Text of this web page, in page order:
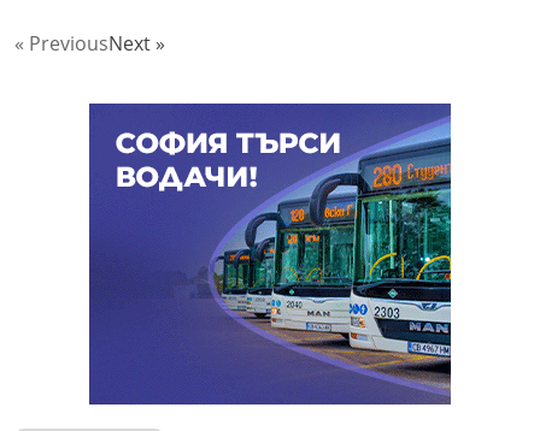
« PreviousNext »